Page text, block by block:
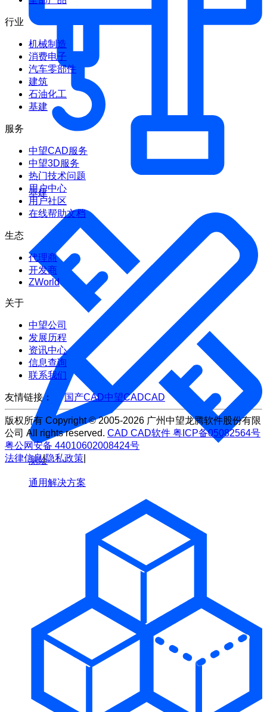
基建
测绘
通用解决方案
行业
机械制造
消费电子
汽车零部件
建筑
石油化工
基建
服务
中望CAD服务
中望3D服务
热门技术问题
用户中心
用户社区
在线帮助文档
生态
代理商
开发商
ZWorld
关于
中望公司
发展历程
资讯中心
信息查询
联系我们
友情链接： 国产CAD中望CADCAD
版权所有 Copyright © 2005-2026 广州中望龙腾软件股份有限
公司 All rights reserved. CAD CAD软件 粤ICP备05082564号
粤公网安备 44010602008424号
法律信息|隐私政策